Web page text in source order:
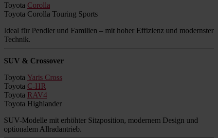
Toyota Corolla
Toyota Corolla Touring Sports
Ideal für Pendler und Familien – mit hoher Effizienz und modernster
Technik.
SUV & Crossover
Toyota Yaris Cross
Toyota C-HR
Toyota RAV4
Toyota Highlander
SUV-Modelle mit erhöhter Sitzposition, modernem Design und
optionalem Allradantrieb.